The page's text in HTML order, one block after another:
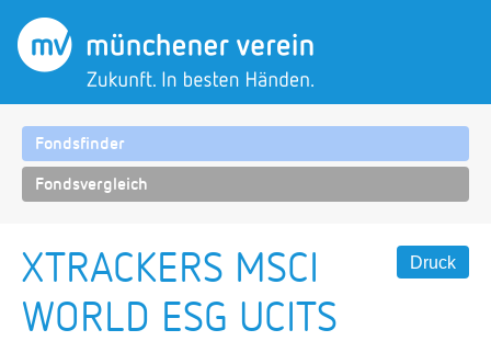
Fondsfinder
Fondsvergleich
XTRACKERS MSCI
WORLD ESG UCITS
Druck